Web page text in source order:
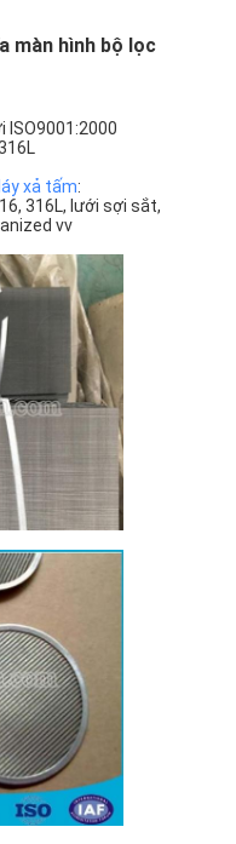
màn hình bộ lọc
ISO9001:2000
xả tấm:
316L, lưới sợi sắt,
vv